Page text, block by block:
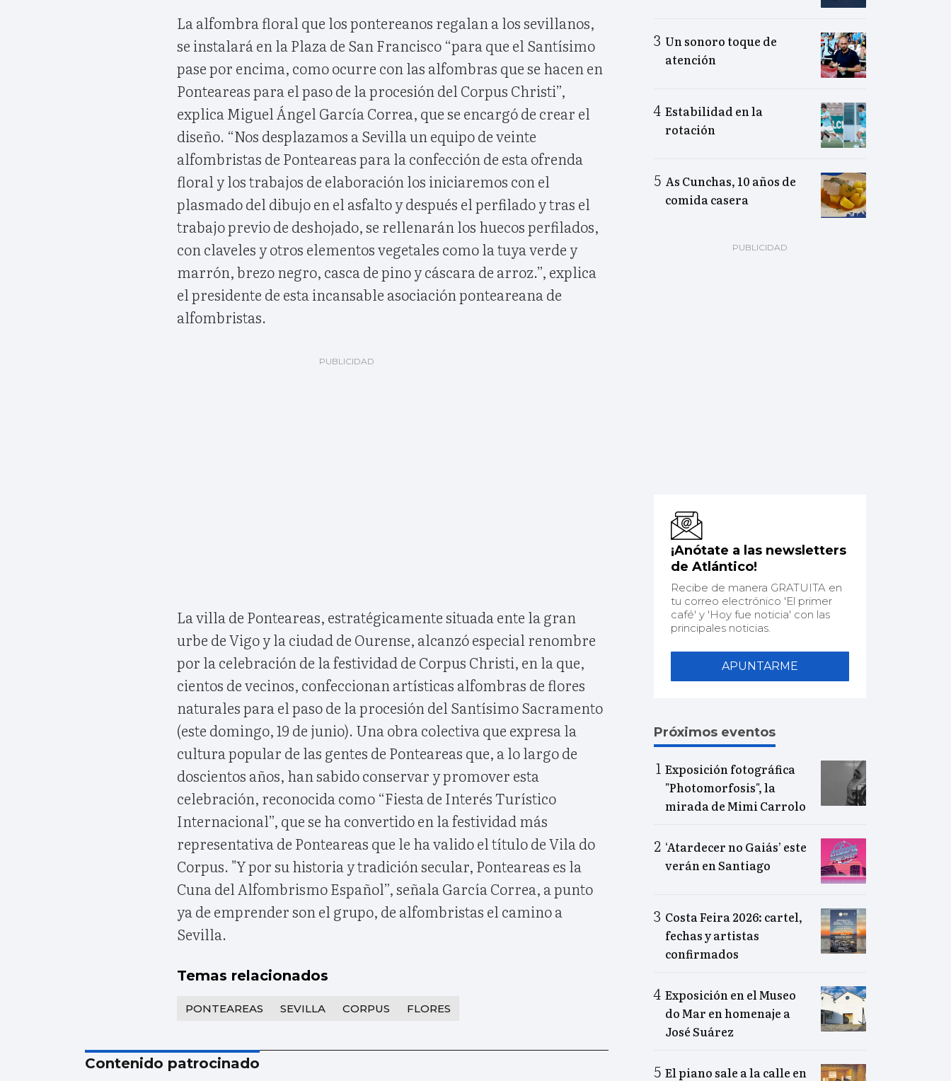
La alfombra floral que los pontereanos regalan a los sevillanos,
se instalará en la Plaza de San Francisco “para que el Santísimo
pase por encima, como ocurre con las alfombras que se hacen en
Ponteareas para el paso de la procesión del Corpus Christi”,
explica Miguel Ángel García Correa, que se encargó de crear el
diseño. “Nos desplazamos a Sevilla un equipo de veinte
alfombristas de Ponteareas para la confección de esta ofrenda
floral y los trabajos de elaboración los iniciaremos con el
plasmado del dibujo en el asfalto y después el perfilado y tras el
trabajo previo de deshojado, se rellenarán los huecos perfilados,
con claveles y otros elementos vegetales como la tuya verde y
marrón, brezo negro, casca de pino y cáscara de arroz.”, explica
el presidente de esta incansable asociación ponteareana de
alfombristas.
La villa de Ponteareas, estratégicamente situada ente la gran
urbe de Vigo y la ciudad de Ourense, alcanzó especial renombre
por la celebración de la festividad de Corpus Christi, en la que,
cientos de vecinos, confeccionan artísticas alfombras de flores
naturales para el paso de la procesión del Santísimo Sacramento
(este domingo, 19 de junio). Una obra colectiva que expresa la
cultura popular de las gentes de Ponteareas que, a lo largo de
doscientos años, han sabido conservar y promover esta
celebración, reconocida como “Fiesta de Interés Turístico
Internacional”, que se ha convertido en la festividad más
representativa de Ponteareas que le ha valido el título de Vila do
Corpus. "Y por su historia y tradición secular, Ponteareas es la
Cuna del Alfombrismo Español”, señala García Correa, a punto
ya de emprender son el grupo, de alfombristas el camino a
Sevilla.
Temas relacionados
PONTEAREAS SEVILLA CORPUS FLORES
Contenido patrocinado
Un sonoro toque de
atención
Estabilidad en la
rotación
As Cunchas, 10 años de
comida casera
¡Anótate a las newsletters
de Atlántico!
Recibe de manera GRATUITA en
tu correo electrónico 'El primer
café' y 'Hoy fue noticia' con las
principales noticias.
APUNTARME
Próximos eventos
Exposición fotográfica
"Photomorfosis", la
mirada de Mimi Carrolo
‘Atardecer no Gaiás’ este
verán en Santiago
Costa Feira 2026: cartel,
fechas y artistas
confirmados
Exposición en el Museo
do Mar en homenaje a
José Suárez
El piano sale a la calle en